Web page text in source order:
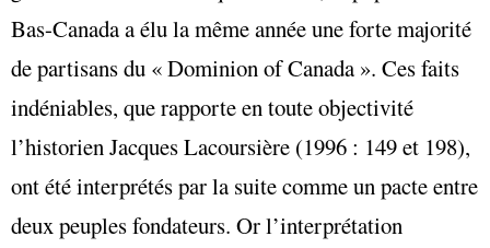
Bas-Canada a élu la même année une forte majorité
de partisans du « Dominion of Canada ». Ces faits
indéniables, que rapporte en toute objectivité
l’historien Jacques Lacoursière (1996 : 149 et 198),
ont été interprétés par la suite comme un pacte entre
deux peuples fondateurs. Or l’interprétation